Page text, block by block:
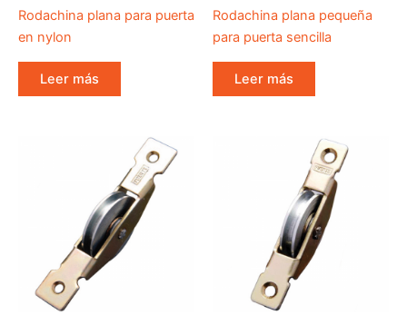
Rodachina plana para puerta
en nylon
Leer más
Rodachina plana pequeña
para puerta sencilla
Leer más